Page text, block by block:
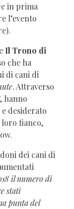
in prima
l’evento
Il Trono di
che ha
di cani di
. Attraverso
hanno
desiderato
loro fianco,
dei cani di
il numero di
stati
punta del